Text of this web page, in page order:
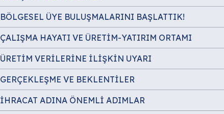
BÖLGESEL ÜYE BULUŞMALARINI BAŞLATTIK!
ÇALIŞMA HAYATI VE ÜRETİM-YATIRIM ORTAMI
ÜRETİM VERİLERİNE İLİŞKİN UYARI
GERÇEKLEŞME VE BEKLENTİLER
İHRACAT ADINA ÖNEMLİ ADIMLAR